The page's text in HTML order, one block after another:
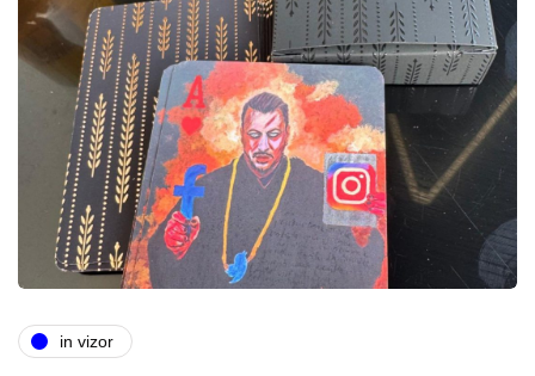
in vizor